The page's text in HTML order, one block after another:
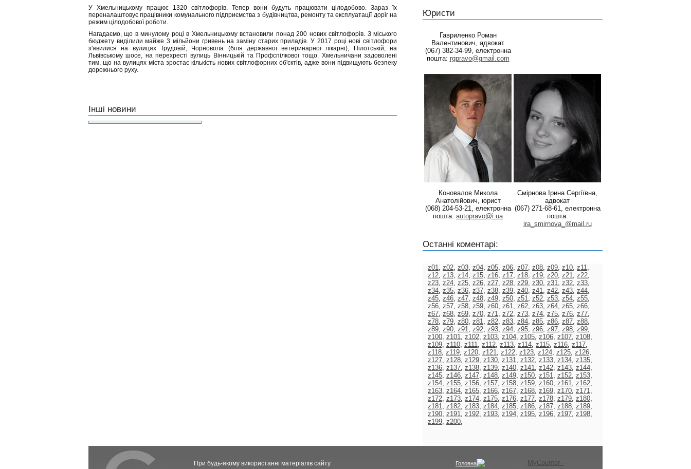
У Хмельницькому працює 1320 світлофорів. Тепер вони будуть працювати цілодобово. Зараз їх
переналаштовує працівники комунального підприємства з будівництва, ремонту та експлуатації доріг на
режим цілодобової роботи.
Нагадаємо, що в минулому році в Хмельницькому встановили понад 200 нових світлофорів. З міського
бюджету виділили майже 3 мільйони гривень на заміну старих приладів. У 2017 році нові світлофори
з'явилися на вулицях Трудовій, Чорновола (біля державної ветеринарної лікарні), Пілотській, на
Львівському шосе, на перехресті вулиць Вінницькій та Профспілкової тощо. Хмельничани задоволені
тим, що на вулицях міста зростає кількість нових світлофорних об'єктів, адже вони підвищують безпеку
дорожнього руху.
Інші новини
Юристи
Гавриленко Роман
Валентинович, адвокат
(067) 382-34-99, електронна
пошта: rgpravo@gmail.com
Коновалов Микола
Анатолійович, юрист
(068) 204-53-21, електронна
пошта: autopravo@i.ua
Смірнова Ірина Сергіївна,
адвокат
(067) 271-68-61, електронна
пошта:
ira_smirnova_@mail.ru
Останні коментарі:
z01, z02, z03, z04, z05, z06, z07, z08, z09, z10, z11,
z12, z13, z14, z15, z16, z17, z18, z19, z20, z21, z22,
z23, z24, z25, z26, z27, z28, z29, z30, z31, z32, z33,
z34, z35, z36, z37, z38, z39, z40, z41, z42, z43, z44,
z45, z46, z47, z48, z49, z50, z51, z52, z53, z54, z55,
z56, z57, z58, z59, z60, z61, z62, z63, z64, z65, z66,
z67, z68, z69, z70, z71, z72, z73, z74, z75, z76, z77,
z78, z79, z80, z81, z82, z83, z84, z85, z86, z87, z88,
z89, z90, z91, z92, z93, z94, z95, z96, z97, z98, z99,
z100, z101, z102, z103, z104, z105, z106, z107, z108,
z109, z110, z111, z112, z113, z114, z115, z116, z117,
z118, z119, z120, z121, z122, z123, z124, z125, z126,
z127, z128, z129, z130, z131, z132, z133, z134, z135,
z136, z137, z138, z139, z140, z141, z142, z143, z144,
z145, z146, z147, z148, z149, z150, z151, z152, z153,
z154, z155, z156, z157, z158, z159, z160, z161, z162,
z163, z164, z165, z166, z167, z168, z169, z170, z171,
z172, z173, z174, z175, z176, z177, z178, z179, z180,
z181, z182, z183, z184, z185, z186, z187, z188, z189,
z190, z191, z192, z193, z194, z195, z196, z197, z198,
z199, z200,
При будь-якому використанні матеріалів сайту Головна